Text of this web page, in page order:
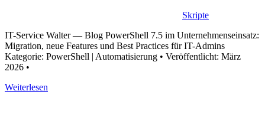
Skripte
IT-Service Walter — Blog PowerShell 7.5 im Unternehmenseinsatz:
Migration, neue Features und Best Practices für IT-Admins
Kategorie: PowerShell | Automatisierung • Veröffentlicht: März
2026 •
Weiterlesen